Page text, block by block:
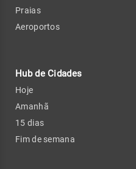
Praias
Aeroportos
Hub de Cidades
Hoje
Amanhã
15 dias
Fim de semana